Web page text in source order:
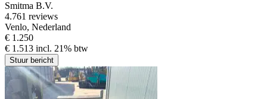
Smitma B.V.
4.761 reviews
Venlo, Nederland
€ 1.250
€ 1.513 incl. 21% btw
Stuur bericht